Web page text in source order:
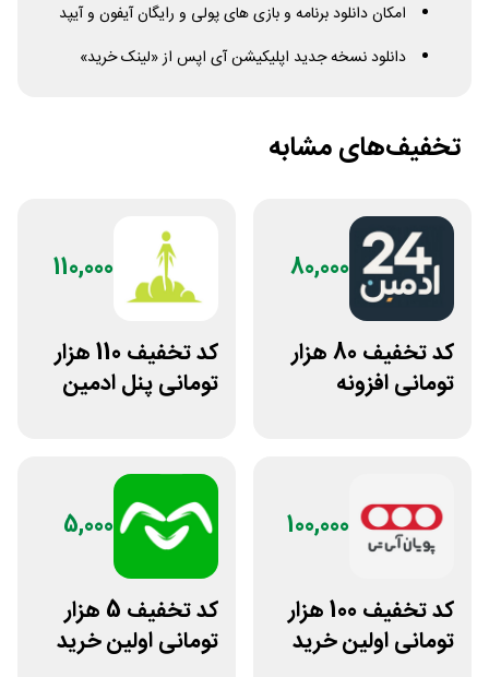
امکان دانلود برنامه و بازی های پولی و رایگان آیفون و آیپد
دانلود نسخه جدید اپلیکیشن آی اپس از «لینک خرید»
تخفیف‌های مشابه
80,000
کد تخفیف 80 هزار
تومانی افزونه
110,000
کد تخفیف 110 هزار
تومانی پنل ادمین
100,000
کد تخفیف 100 هزار
تومانی اولین خرید
5,000
کد تخفیف 5 هزار
تومانی اولین خرید